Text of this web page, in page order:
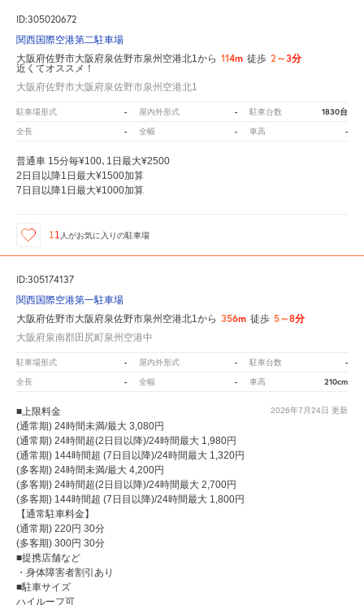
ID:305020672
関西国際空港第二駐車場
大阪府佐野市大阪府泉佐野市泉州空港北1から 114m 徒歩 2～3分
近くてオススメ！
大阪府佐野市大阪府泉佐野市泉州空港北1
駐車場形式 - 屋内外形式 - 駐車台数 1830台
全長 - 全幅 - 車高 -
普通車 15分毎¥100､1日最大¥2500
2日目以降1日最大¥1500加算
7日目以降1日最大¥1000加算
11 人がお気に入りの駐車場
ID:305174137
関西国際空港第一駐車場
大阪府佐野市大阪府泉佐野市泉州空港北1から 356m 徒歩 5～8分
大阪府泉南郡田尻町泉州空港中
駐車場形式 - 屋内外形式 - 駐車台数 -
全長 - 全幅 - 車高 210cm
2026年7月24日 更新
■上限料金
(通常期) 24時間未満/最大 3,080円
(通常期) 24時間超(2日目以降)/24時間最大 1,980円
(通常期) 144時間超 (7日目以降)/24時間最大 1,320円
(多客期) 24時間未満/最大 4,200円
(多客期) 24時間超(2日目以降)/24時間最大 2,700円
(多客期) 144時間超 (7日目以降)/24時間最大 1,800円
【通常駐車料金】
(通常期) 220円 30分
(多客期) 300円 30分
■提携店舗など
・身体障害者割引あり
■駐車サイズ
ハイルーフ可